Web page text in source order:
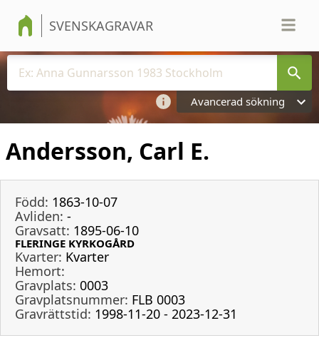
SVENSKAGRAVAR
Avancerad sökning
Andersson, Carl E.
Född: 1863-10-07
Avliden: -
Gravsatt: 1895-06-10
FLERINGE KYRKOGÅRD
Kvarter: Kvarter
Hemort:
Gravplats: 0003
Gravplatsnummer: FLB 0003
Gravrättstid: 1998-11-20 - 2023-12-31